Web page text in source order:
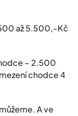
až 5.500,-Kč
– 2.500
chodce 4
A ve